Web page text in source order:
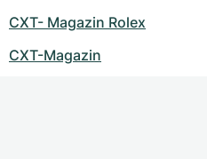
CXT- Magazin Rolex
CXT-Magazin